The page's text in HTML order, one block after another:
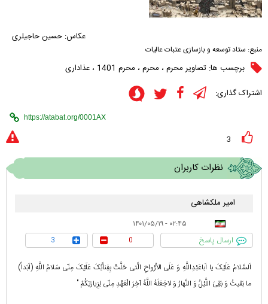
عکاس: حسین حاجیلری
منبع: ستاد توسعه و بازسازی عتبات عالیات
برچسب ها: تصاویر محرم ، محرم ، محرم 1401 ، عذاداری
اشتراک گذاری:
3
نظرات کاربران
امیر ملکشاهی
۰۲:۴۵ - ۱۴۰۱/۰۵/۱۹
ارسال پاسخ 0
3
اَلسَّلامُ عَلَیْکَ یا اَباعَبْدِاللَّهِ وَ عَلَى الاَْرْواحِ الَّتى حَلَّتْ بِفِناَّئِکَ عَلَیْکَ مِنّى سَلامُ اللَّهِ (اَبَداً)
ما بَقیتُ وَ بَقِىَ اللَّیْلُ وَ النَّهارُ وَ لاجَعَلَهُ اللَّهُ آخِرَ الْعَهْدِ مِنّى لِزِیارَتِکُمْ "